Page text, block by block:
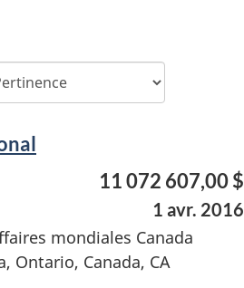
11 072 607,00 $
1 avr. 2016
mondiales Canada
Ontario, Canada, CA